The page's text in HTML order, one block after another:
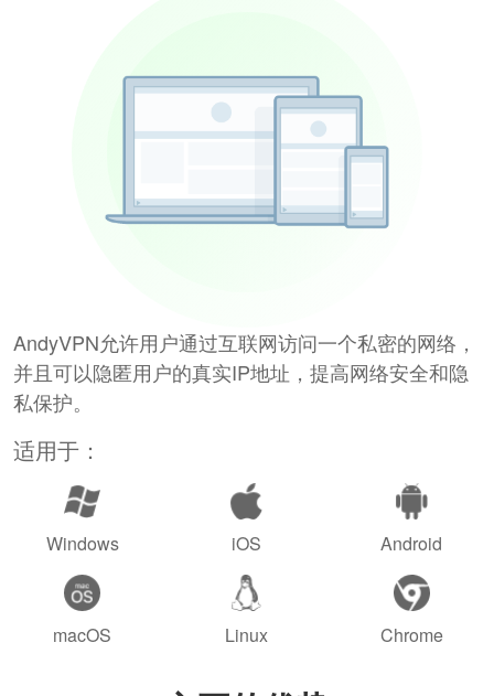
AndyVPN允许用户通过互联网访问一个私密的网络，
并且可以隐匿用户的真实IP地址，提高网络安全和隐
私保护。
适用于：
Windows iOS Android
macOS Linux Chrome